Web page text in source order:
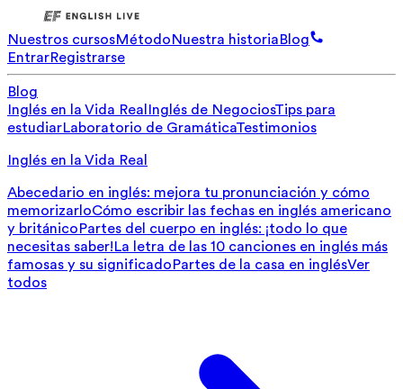
Nuestros cursosMétodoNuestra historiaBlog
EntrarRegistrarse
Blog
Inglés en la Vida Real Inglés de NegociosTips para
estudiarLaboratorio de GramáticaTestimonios
Inglés en la Vida Real
Abecedario en inglés: mejora tu pronunciación y cómo
memorizarloCómo escribir las fechas en inglés americano
y británicoPartes del cuerpo en inglés: ¡todo lo que
necesitas saber!La letra de las 10 canciones en inglés más
famosas y su significadoPartes de la casa en inglésVer
todos